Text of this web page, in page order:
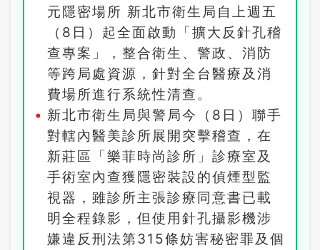
元隱密場所 新北市衛生局自上週五
（8日）起全面啟動「擴大反針孔稽
查專案」，整合衛生、警政、消防
等跨局處資源，針對全台醫療及消
費場所進行系統性清查。
新北市衛生局與警局今（8日）聯手
對轄內醫美診所展開突擊稽查，在
新莊區「樂菲時尚診所」診療室及
手術室內查獲隱密裝設的偵煙型監
視器，雖診所主張診療同意書已載
明全程錄影，但使用針孔攝影機涉
嫌違反刑法第315條妨害秘密罪及個